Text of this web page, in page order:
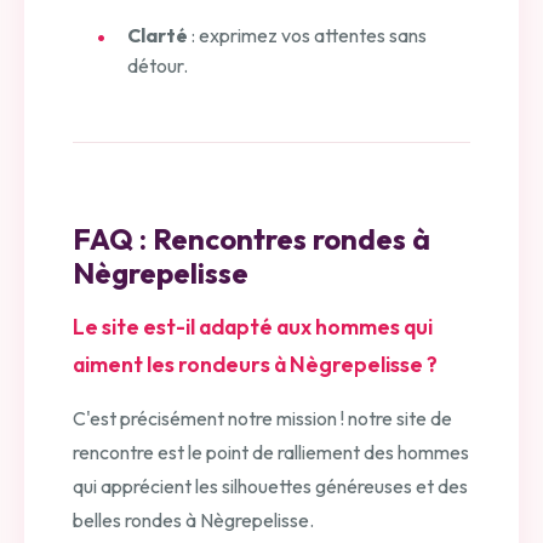
Clarté : exprimez vos attentes sans
détour.
FAQ : Rencontres rondes à
Nègrepelisse
Le site est-il adapté aux hommes qui
aiment les rondeurs à Nègrepelisse ?
C'est précisément notre mission ! notre site de
rencontre est le point de ralliement des hommes
qui apprécient les silhouettes généreuses et des
belles rondes à Nègrepelisse.